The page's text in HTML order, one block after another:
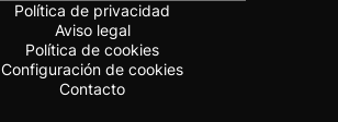
Política de privacidad
Aviso legal
Política de cookies
Configuración de cookies
Contacto